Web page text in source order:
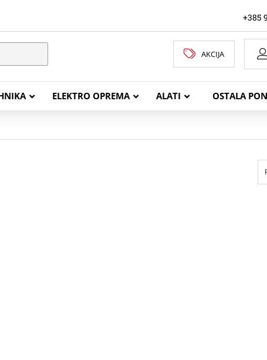
+385
AKCIJA
ELEKTRO OPREMA ALATI OSTALA
MREŽNI LAN